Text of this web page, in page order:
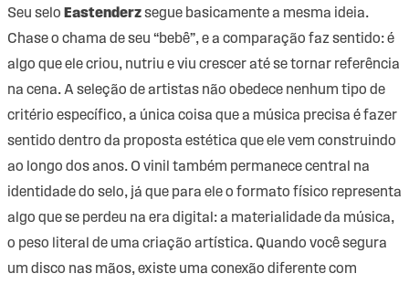
Seu selo Eastenderzsegue basicamente a mesma ideia.
Chase o chama de seu “bebê”, e a comparação faz sentido: é
algo que ele criou, nutriu e viu crescer até se tornar referência
na cena. A seleção de artistas não obedece nenhum tipo de
critério específico, a única coisa que a música precisa é fazer
sentido dentro da proposta estética que ele vem construindo
ao longo dos anos. O vinil também permanece central na
identidade do selo, já que para ele o formato físico representa
algo que se perdeu na era digital: a materialidade da música,
o peso literal de uma criação artística. Quando você segura
um disco nas mãos, existe uma conexão diferente com